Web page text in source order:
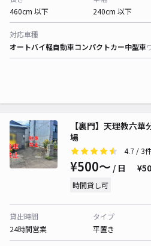
460cm 以下
240cm 以下
対応車種
オートバイ軽自動車コンパクトカー中型車
【裏門】天理教六
場
4.7 / 3
¥500〜 / 日
時間貸し可
貸出時間
24時間営業
タイプ
平置き